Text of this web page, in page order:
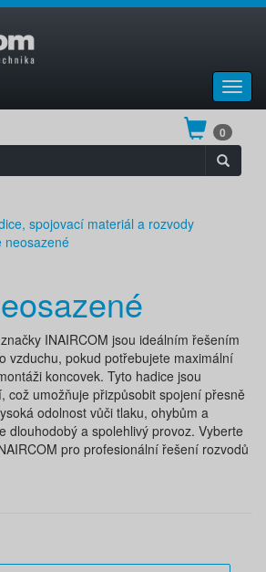
0
spojovací materiál a rozvody
neosazené
INAIRCOM jsou ideálním řešením
vzduchu, pokud potřebujete maximální
koncovek. Tyto hadice jsou
což umožňuje přizpůsobit spojení přesně
odolnost vůči tlaku, ohybům a
dlouhodobý a spolehlivý provoz. Vyberte
pro profesionální řešení rozvodů